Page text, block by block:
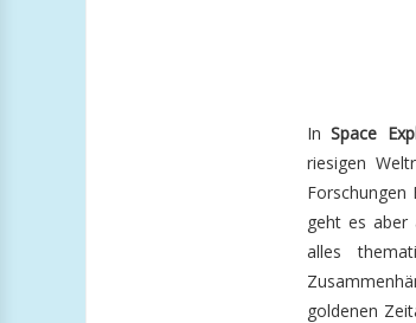
InSpace
riesigen
Forschungen
geht es aber
alles
goldenen